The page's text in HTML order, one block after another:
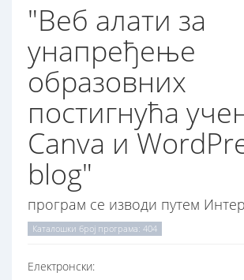
"Веб алати за
унапређење
образовних
постигнућа
Canva и
blog"
програм се изводи путем
Каталошки број програма: 404
Електронски: